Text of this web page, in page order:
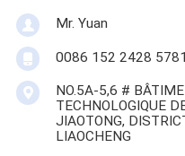
Mr. Yuan
0086 152 2428 5781
NO.5A-5,6 #
TECHNOLOGIQUE
JIAOTONG,
LIAOCHENG